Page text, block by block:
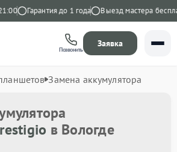
Гарантия до 1 года Выезд мастера
Позвонить
Заявка
Замена аккумулятора
в Вологде